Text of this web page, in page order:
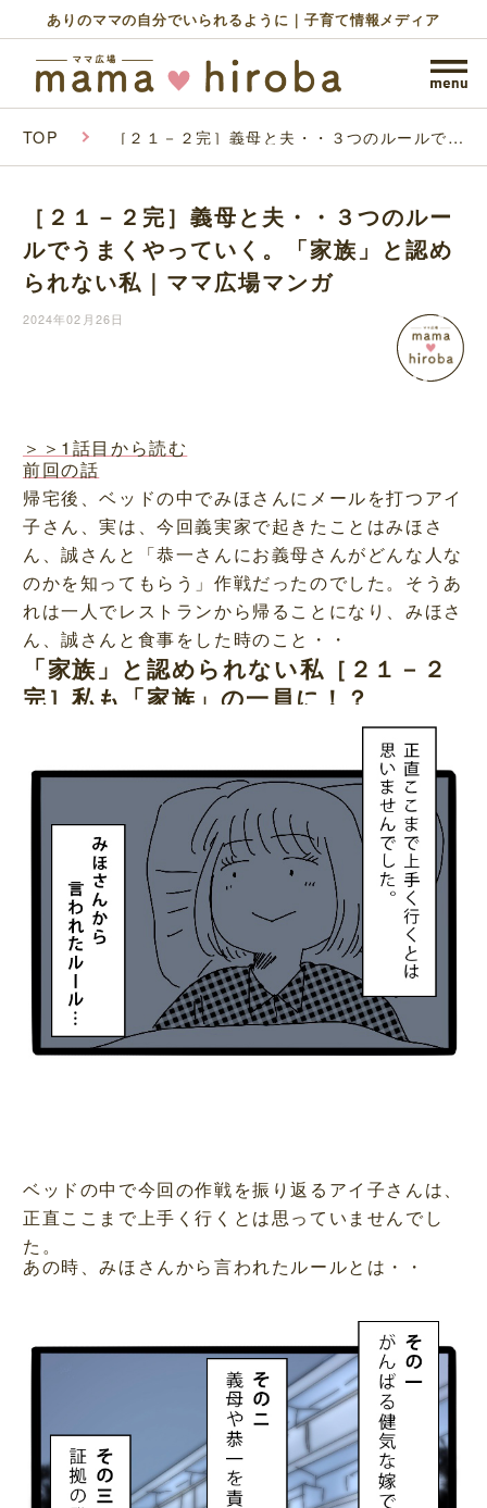
ありのママの自分でいられるように｜子育て情報メディア
TOP ［２１－２完］義母と夫・・３つのルールでう
ママ広場マンガ
［２１－２完］義母と夫・・３つのルー
ルでうまくやっていく。「家族」と認め
られない私｜ママ広場マンガ
2024年02月26日
＞＞1話目から読む
前回の話
帰宅後、ベッドの中でみほさんにメールを打つアイ
子さん、実は、今回義実家で起きたことはみほさ
ん、誠さんと「恭一さんにお義母さんがどんな人な
のかを知ってもらう」作戦だったのでした。そうあ
れは一人でレストランから帰ることになり、みほさ
ん、誠さんと食事をした時のこと・・
「家族」と認められない私［２１－２
完］私も「家族」の一員に！？
ベッドの中で今回の作戦を振り返るアイ子さんは、
正直ここまで上手く行くとは思っていませんでし
た。
あの時、みほさんから言われたルールとは・・